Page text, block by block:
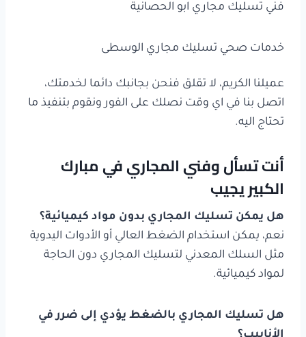
فني تسليك مجاري ابو الحصانية
خدمات صحي تسليك مجاري الوسطى
عميلنا الكريم، لا تقلق فنحن بجانبك دائما لخدمتك،
اتصل بنا في اي وقت نصلك على الفور ونقوم بتنفيذ ما
تحتاج اليه.
أنت تسأل وفني المجاري في مبارك
الكبير يجيب
هل يمكن تسليك المجاري بدون مواد كيميائية؟
نعم، يمكن استخدام الضغط العالي أو الأدوات اليدوية
مثل السلك المعدني لتسليك المجاري دون الحاجة
لمواد كيميائية.
هل تسليك المجاري بالضغط يؤدي إلى ضرر في